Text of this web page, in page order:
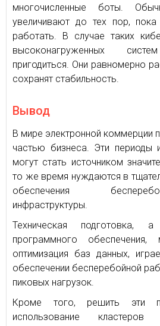
многочисленные боты.
увеличивают до тех пор, пока
работать. В случае таких
высоконагруженных
пригодиться. Они равномерно
сохранят стабильность.
Вывод
В мире электронной коммерции
частью бизнеса. Эти периоды
могут стать источником
то же время нуждаются в
обеспечения
инфраструктуры.
Техническая подготовка,
программного
оптимизация баз данных,
обеспечении бесперебойной
пиковых нагрузок.
Кроме того, решить эти
использование кластеров